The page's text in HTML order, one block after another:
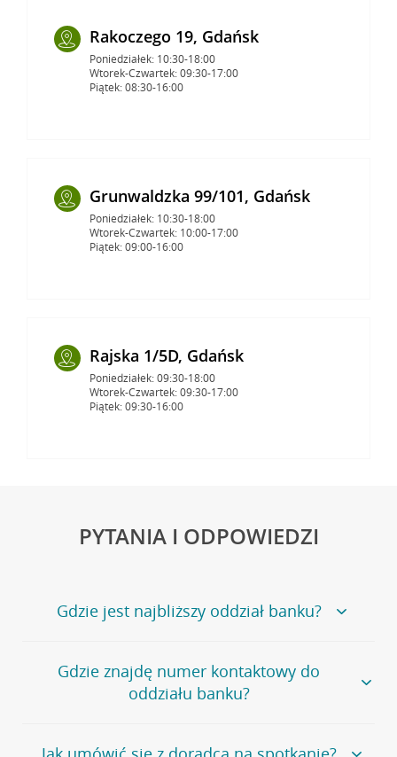
Rakoczego 19, Gdańsk
Poniedziałek: 10:30-18:00
Wtorek-Czwartek: 09:30-17:00
Piątek: 08:30-16:00
Grunwaldzka 99/101, Gdańsk
Poniedziałek: 10:30-18:00
Wtorek-Czwartek: 10:00-17:00
Piątek: 09:00-16:00
Rajska 1/5D, Gdańsk
Poniedziałek: 09:30-18:00
Wtorek-Czwartek: 09:30-17:00
Piątek: 09:30-16:00
PYTANIA I ODPOWIEDZI
Gdzie jest najbliższy oddział banku?
Jeśli szukasz oddziału naszego banku, zapraszamy na
stronęPlacówki i bankomaty, na której znajduje się
wygodna wyszukiwarka.
oddziałów
Gdzie znajdę numer kontaktowy do
oddziału banku?
Bank Credit Agricole nie udostępnia ogólnego numeru